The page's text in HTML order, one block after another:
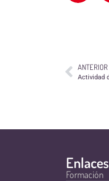
ANTERIOR
Actividad
Formación